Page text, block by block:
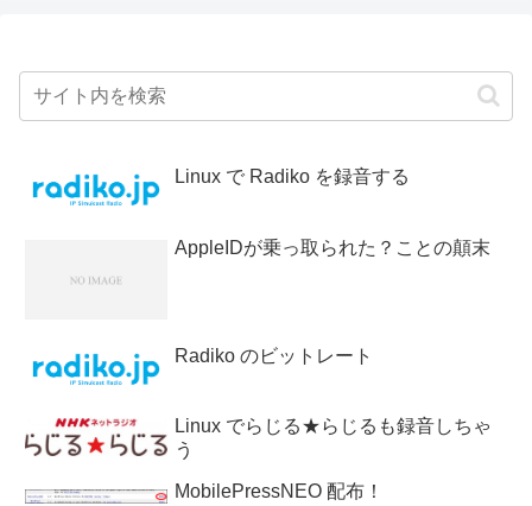
Linux で Radiko を録音する
AppleIDが乗っ取られた？ことの顛末
Radiko のビットレート
Linux でらじる★らじるも録音しちゃ
う
MobilePressNEO 配布！